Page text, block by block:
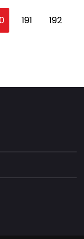
191 192